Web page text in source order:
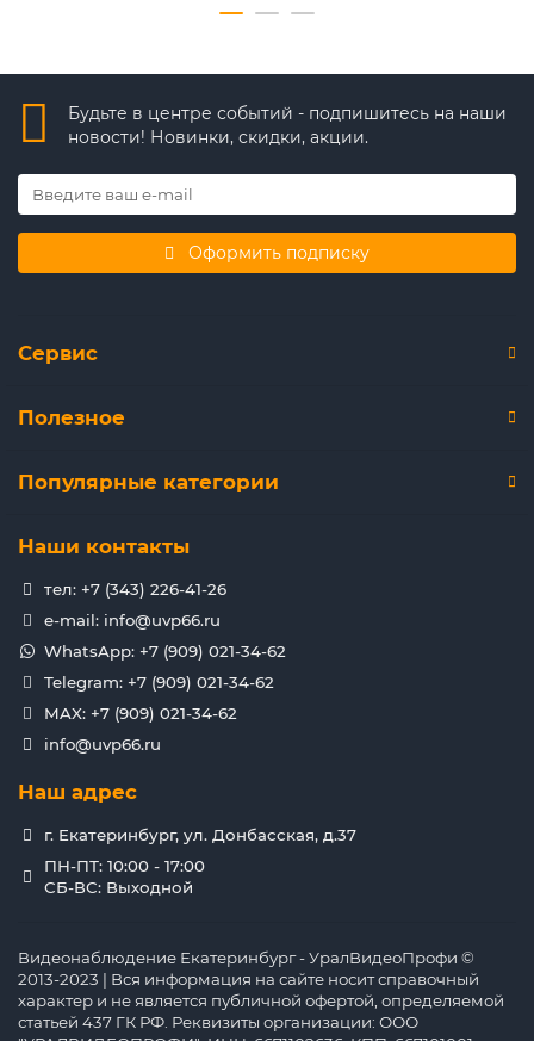
Будьте в центре событий - подпишитесь на наши
новости! Новинки, скидки, акции.
Оформить подписку
Сервис
Полезное
Популярные категории
Наши контакты
тел: +7 (343) 226-41-26
e-mail: info@uvp66.ru
WhatsApp: +7 (909) 021-34-62
Telegram: +7 (909) 021-34-62
MAX: +7 (909) 021-34-62
info@uvp66.ru
Наш адрес
г. Екатеринбург, ул. Донбасская, д.37
ПН-ПТ: 10:00 - 17:00
СБ-ВС: Выходной
Видеонаблюдение Екатеринбург - УралВидеоПрофи ©
2013-2023 | Вся информация на сайте носит справочный
характер и не является публичной офертой, определяемой
статьей 437 ГК РФ. Реквизиты организации: ООО